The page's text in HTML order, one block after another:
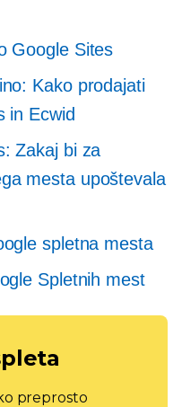
Google Sites
Kako prodajati
in Ecwid
Zakaj bi za
mesta upoštevala
spletna mesta
Spletnih mest
preprosto